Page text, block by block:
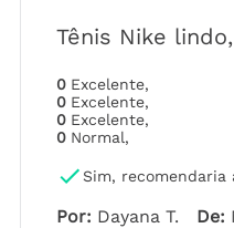
Tênis Nike
0 Excelente,
0 Excelente,
0 Excelente,
0 Normal,
Sim, recomendaria
Por: Dayana T. De: